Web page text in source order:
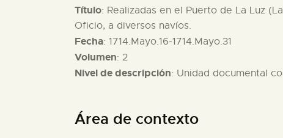
Título: Realizadas en el Puerto de La Luz
Oficio, a diversos navíos.
Fecha: 1714.Mayo.16-1714.Mayo.31
Volumen: 2
Nivel de descripción: Unidad documental
Área de contexto